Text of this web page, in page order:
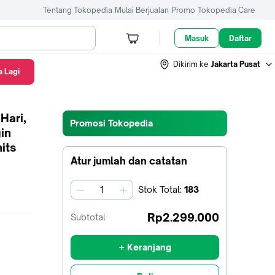
Tentang Tokopedia Mulai Berjualan Promo Tokopedia Care
Masuk Daftar
Dikirim ke Jakarta Pusat
Promosi Tokopedia
Atur jumlah dan catatan
jumlah Stok Total: 183
Subtotal Rp2.299.000
+ Keranjang
Lagi